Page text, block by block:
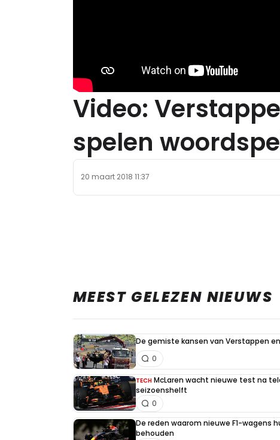
Video:
spelen
20 maart 2018 11:37
MEEST GELEZEN NIEUWS
De gemiste kansen van Verstappen en
0
TECH McLaren wacht nieuwe test na
seizoenshelft
0
De reden waarom nieuwe F1-wagens
behouden